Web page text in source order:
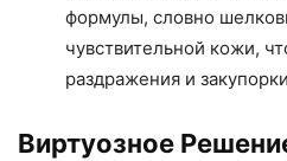
формулы, словно
чувствительной кожи,
раздражения и
Виртуозное